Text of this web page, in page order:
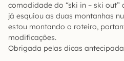
comodidade do “ski in – ski out”
já esquiou as duas montanhas
estou montando o roteiro,
modificações.
Obrigada pelas dicas